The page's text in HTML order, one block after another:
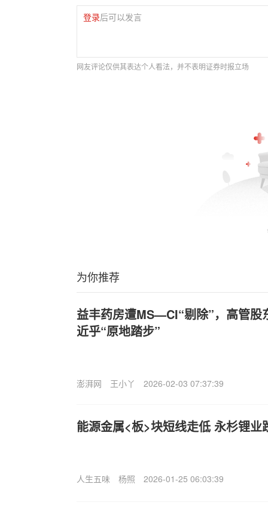
登录后可以发言
网友评论仅供其表达个人看法，并不表明证券时报立场
为你推荐
益丰药房遭MS—CI“剔除”，高管股
近乎“原地踏步”
澎湃网 王小丫 2026-02-03 07:37:39
能源金属<板>块短线走低 永杉锂业
人生五味 杨照 2026-01-25 06:03:39